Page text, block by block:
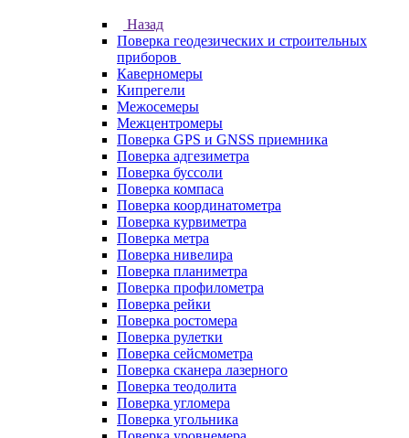
Назад
Поверка геодезических и строительных
приборов
Каверномеры
Кипрегели
Межосемеры
Межцентромеры
Поверка GPS и GNSS приемника
Поверка адгезиметра
Поверка буссоли
Поверка компаса
Поверка координатометра
Поверка курвиметра
Поверка метра
Поверка нивелира
Поверка планиметра
Поверка профилометра
Поверка рейки
Поверка ростомера
Поверка рулетки
Поверка сейсмометра
Поверка сканера лазерного
Поверка теодолита
Поверка угломера
Поверка угольника